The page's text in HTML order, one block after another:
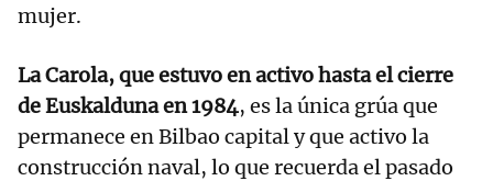
mujer.
La Carola, que estuvo en activo hasta el cierre
de Euskalduna en 1984, es la única grúa que
permanece en Bilbao capital y que activo la
construcción naval, lo que recuerda el pasado